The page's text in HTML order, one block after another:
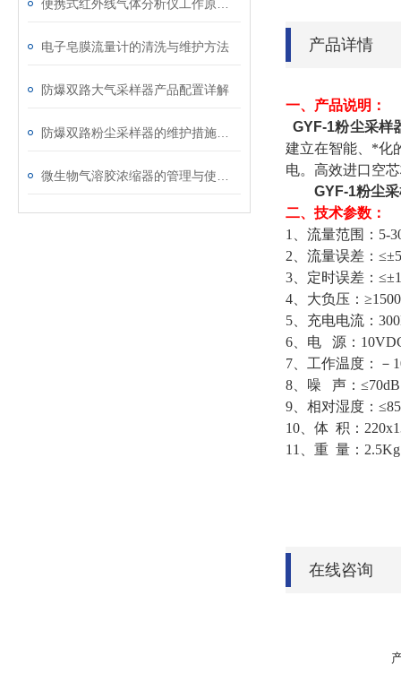
电子皂膜流量计的清洗与维护方法
防爆双路大气采样器产品配置详解
产品详情
一、产品说明：
GYF-1粉尘采样
建立在智能、*化
电。高效进口空
GYF-1粉尘
二、技术参数：
1、流量范围：5-
2、流量误差：
3、定时误差：
4、大负压：
5、充电电流：
6、电 源：
7、工作温度：－
8、噪 声：≤70dB
9、相对湿度：
10、体 积：
11、重 量：2.5Kg
在线咨询